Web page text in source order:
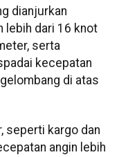
dianjurkan
lebih dari 16 knot
serta
kecepatan
di atas
seperti kargo dan
angin lebih